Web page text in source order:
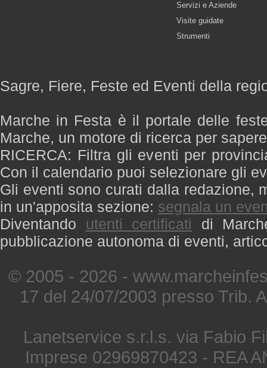
Servizi e Aziende
Visite guidate
Strumenti
Sagre, Fiere, Feste ed Eventi della
Marche in Festa è il portale delle
Marche, un motore di ricerca per
RICERCA: Filtra gli eventi per
Con il calendario puoi selezionare gli
Gli eventi sono curati dalla redazione,
in un'apposita sezione: segnala un
Diventando utenti certificati di
pubblicazione autonoma di eventi,
© 2005 - 2026 -
17 del 24/07/2003 presso Trib.
Lanetservice s.r.l.s. via Fabio
Imprese 02969870423 - REA